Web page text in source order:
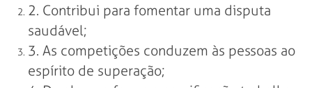
2. Contribui para fomentar uma disputa
saudável;
3. As competições conduzem às pessoas ao
espírito de superação;